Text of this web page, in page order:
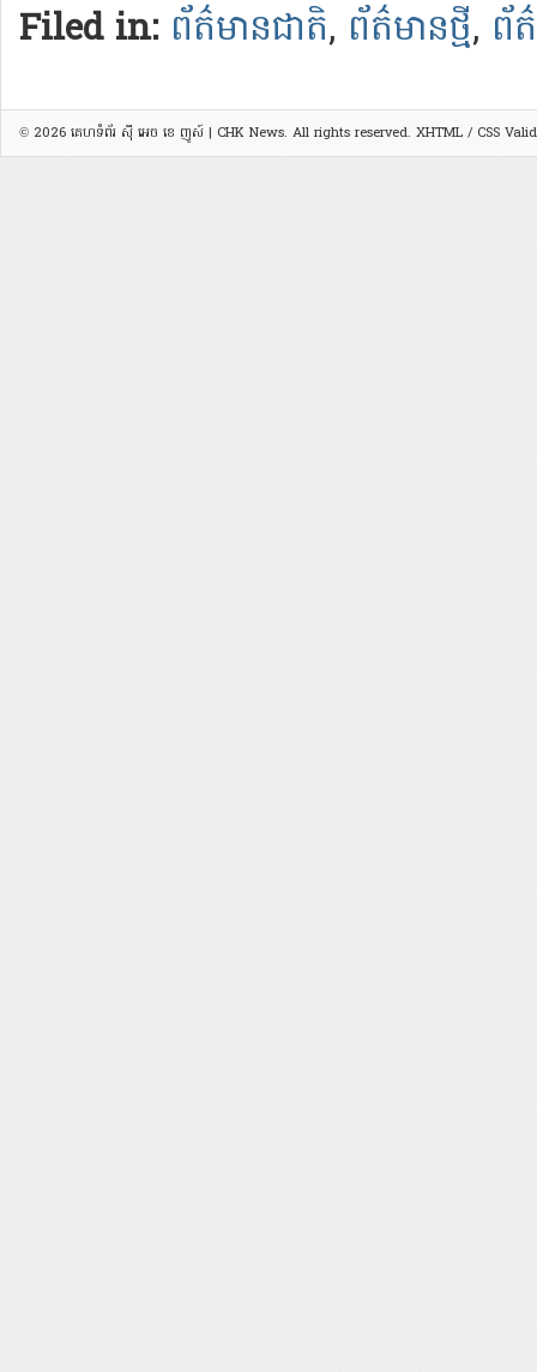
Filed in: ព័ត៌មានជាតិ, ព័ត៌មានថ្មី, ព័
© 2026 គេហទំព័រ ស៊ី អេច ខេ ញូស៍ | CHK News. All rights reserved. XHTML / CSS